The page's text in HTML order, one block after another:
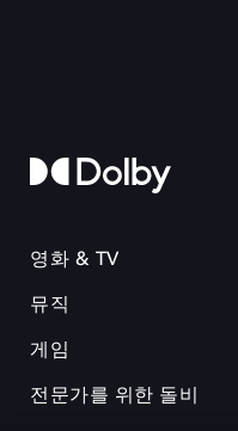
영화 & TV
뮤직
게임
전문가를 위한 돌비